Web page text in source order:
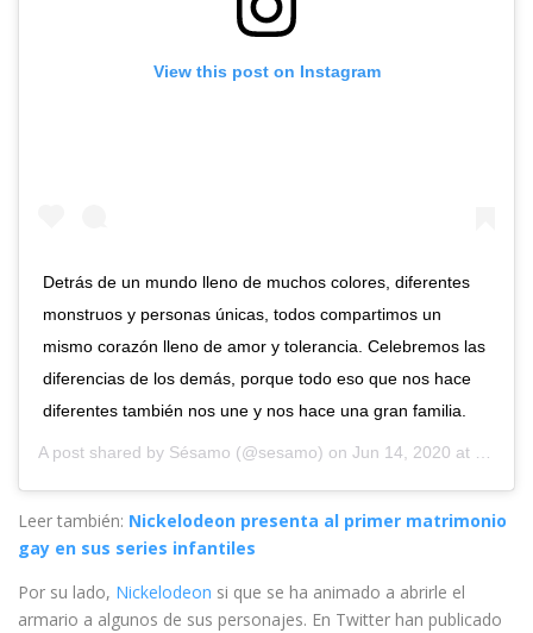
View this post on Instagram
Detrás de un mundo lleno de muchos colores, diferentes
monstruos y personas únicas, todos compartimos un
mismo corazón lleno de amor y tolerancia. Celebremos las
diferencias de los demás, porque todo eso que nos hace
diferentes también nos une y nos hace una gran familia.
A post shared by Sésamo (@sesamo) on Jun 14, 2020 at 8:00am PDT
Leer también: Nickelodeon presenta al primer matrimonio
gay en sus series infantiles
Por su lado, Nickelodeon si que se ha animado a abrirle el
armario a algunos de sus personajes. En Twitter han publicado